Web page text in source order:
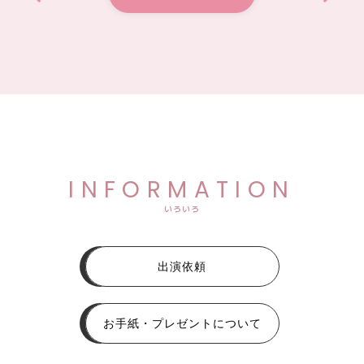
INFORMATION
いろいろ
出演依頼
お手紙・プレゼントについて